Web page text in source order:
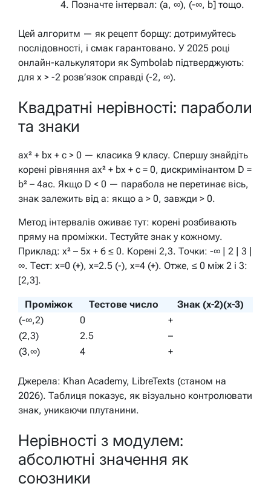
Позначте інтервал: (a, ∞), (-∞, b] тощо.
Цей алгоритм — як рецепт борщу: дотримуйтесь
послідовності, і смак гарантовано. У 2025 році
онлайн-калькулятори як Symbolab підтверджують:
для x > -2 розв’язок справді (-2, ∞).
Квадратні нерівності: параболи
та знаки
ax² + bx + c > 0 — класика 9 класу. Спершу знайдіть
корені рівняння ax² + bx + c = 0, дискримінантом D =
b² – 4ac. Якщо D < 0 — парабола не перетинає вісь,
знак залежить від a: якщо a > 0, завжди > 0.
Метод інтервалів оживає тут: корені розбивають
пряму на проміжки. Тестуйте знак у кожному.
Приклад: x² – 5x + 6 ≤ 0. Корені 2,3. Точки: -∞ | 2 | 3 |
∞. Тест: x=0 (+), x=2.5 (-), x=4 (+). Отже, ≤ 0 між 2 і 3:
[2,3].
Проміжок Тестове число
Знак (x-2)(x-3)
(-∞,2)
0
+
(2,3)
2.5
–
(3,∞)
4 +
Джерела: Khan Academy, LibreTexts (станом на
2026). Таблиця показує, як візуально контролювати
знак, уникаючи плутанини.
Нерівності з модулем:
абсолютні значення як
союзники